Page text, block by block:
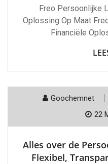
Freo Persoonlijke
Oplossing Op Maat
Financiële
Goochemnet
22
Alles over de
Flexibel,